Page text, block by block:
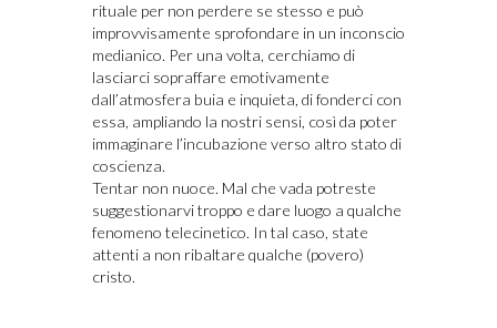
rituale per non perdere se stesso e può
improvvisamente sprofondare in un inconscio
medianico. Per una volta, cerchiamo di
lasciarci sopraffare emotivamente
dall’atmosfera buia e inquieta, di fonderci con
essa, ampliando la nostri sensi, così da poter
immaginare l’incubazione verso altro stato di
coscienza.
Tentar non nuoce. Mal che vada potreste
suggestionarvi troppo e dare luogo a qualche
fenomeno telecinetico. In tal caso, state
attenti a non ribaltare qualche (povero)
cristo.